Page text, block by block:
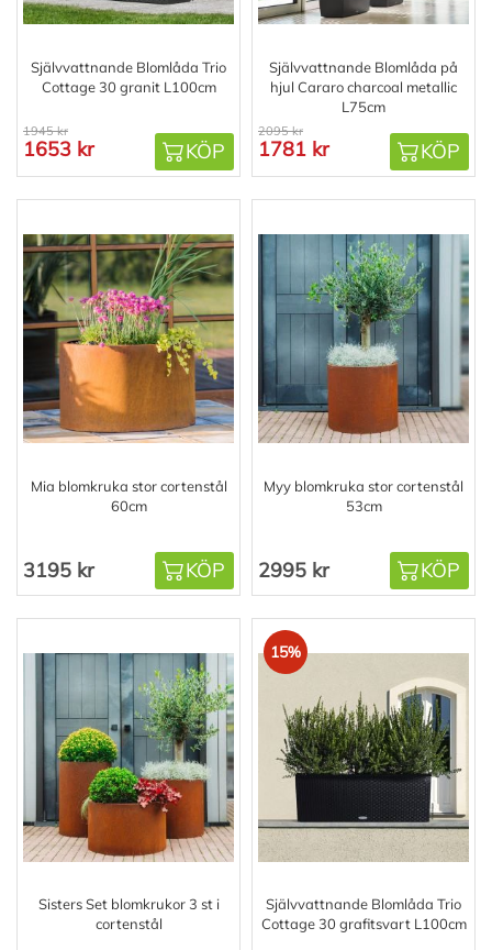
Självvattnande Blomlåda Trio
Cottage 30 granit L100cm
1945 kr
1653 kr KÖP
Självvattnande Blomlåda på
hjul Cararo charcoal metallic
L75cm
2095 kr
1781 kr KÖP
Mia blomkruka stor cortenstål
60cm
3195 kr KÖP
Myy blomkruka stor cortenstål
53cm
2995 kr KÖP
Sisters Set blomkrukor 3 st i
cortenstål
15%
Självvattnande Blomlåda Trio
Cottage 30 grafitsvart L100cm